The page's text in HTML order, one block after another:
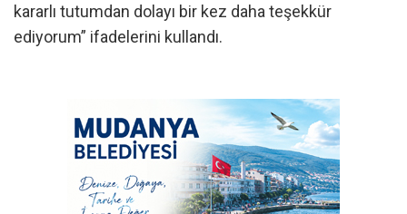
kararlı tutumdan dolayı bir kez daha teşekkür
ediyorum” ifadelerini kullandı.